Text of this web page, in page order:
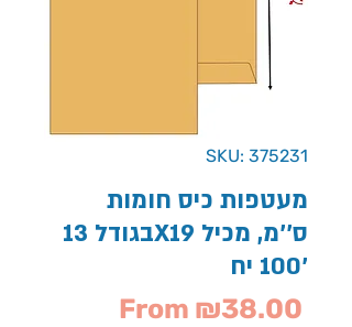
SKU: 375231
מעטפות כיס חומות
בגודל 13X19 ס''מ, מכיל
100 יח'
From ₪38.00